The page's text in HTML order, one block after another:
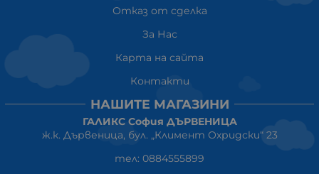
Отказ от сделка
За Нас
Карта на сайта
Контакти
НАШИТЕ МАГАЗИНИ
ГАЛИКС София ДЪРВЕНИЦА
ж.к. Дървеница, бул. „Климент Охридски“ 23
тел: 0884555899